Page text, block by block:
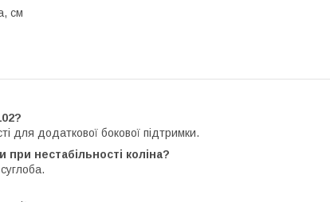
см
для додаткової бокової підтримки.
нестабільності коліна?